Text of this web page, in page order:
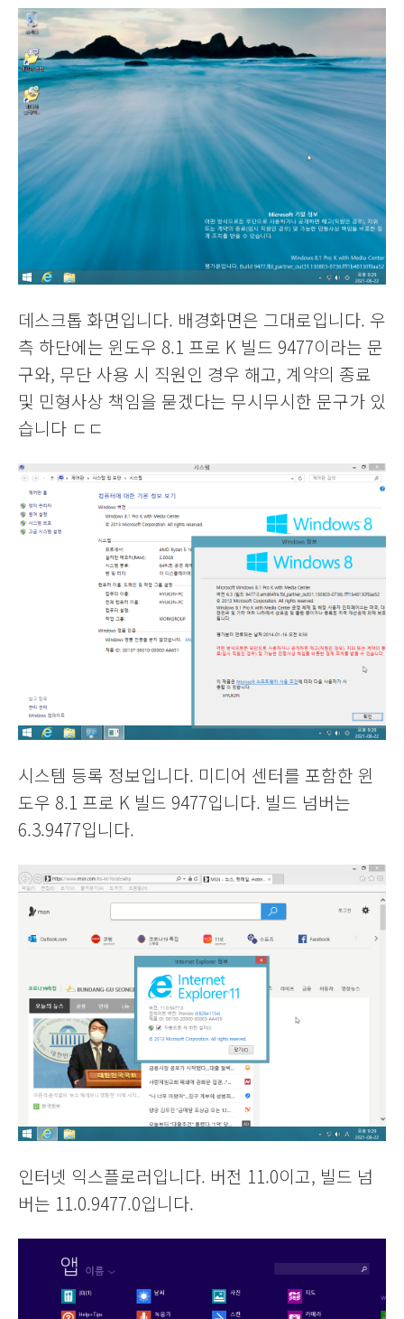
데스크톱 화면입니다. 배경화면은 그대로입니다. 우
측 하단에는 윈도우 8.1 프로 K 빌드 9477이라는 문
구와, 무단 사용 시 직원인 경우 해고, 계약의 종료
및 민형사상 책임을 묻겠다는 무시무시한 문구가 있
습니다 ㄷㄷ
시스템 등록 정보입니다. 미디어 센터를 포함한 윈
도우 8.1 프로 K 빌드 9477입니다. 빌드 넘버는
6.3.9477입니다.
인터넷 익스플로러입니다. 버전 11.0이고, 빌드 넘
버는 11.0.9477.0입니다.